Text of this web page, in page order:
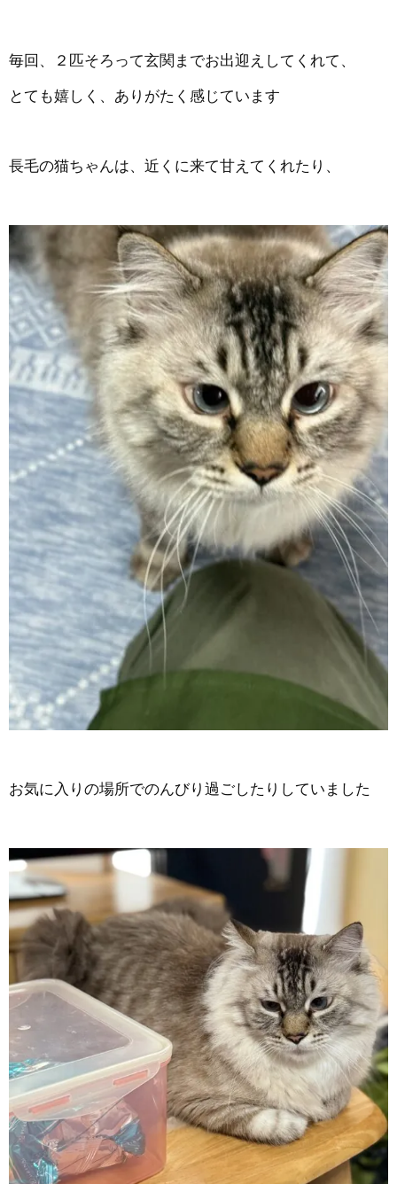
毎回、２匹そろって玄関までお出迎えしてくれて、
とても嬉しく、ありがたく感じています
長毛の猫ちゃんは、近くに来て甘えてくれたり、
お気に入りの場所でのんびり過ごしたりしていました